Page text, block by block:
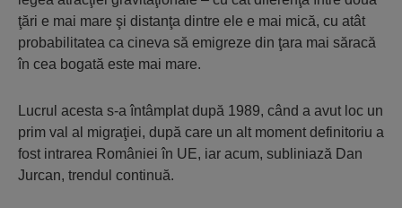
ţări e mai mare şi distanţa dintre ele e mai mică, cu atât
probabilitatea ca cineva să emigreze din ţara mai săracă
în cea bogată este mai mare.
Lucrul acesta s-a întâmplat după 1989, când a avut loc un
prim val al migraţiei, după care un alt moment definitoriu a
fost intrarea României în UE, iar acum, subliniază Dan
Jurcan, trendul continuă.